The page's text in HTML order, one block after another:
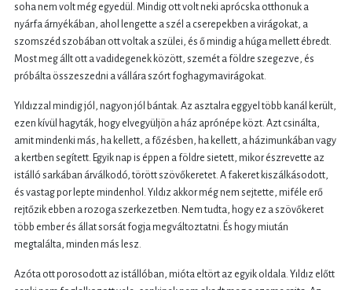
soha nem volt még egyedül. Mindig ott volt neki aprócska otthonuk a
nyárfa árnyékában, ahol lengette a szél a cserepekben a virágokat, a
szomszéd szobában ott voltak a szülei, és ő mindig a húga mellett ébredt.
Most meg állt ott a vadidegenek között, szemét a földre szegezve, és
próbálta összeszedni a vállára szórt foghagymavirágokat.
Yıldızzal mindig jól, nagyon jól bántak. Az asztalra eggyel több kanál került,
ezen kívül hagyták, hogy elvegyüljön a ház aprónépe közt. Azt csinálta,
amit mindenki más, ha kellett, a főzésben, ha kellett, a házimunkában vagy
a kertben segített. Egyik nap is éppen a földre sietett, mikor észrevette az
istálló sarkában árválkodó, törött szövőkeretet. A fakeret kiszálkásodott,
és vastag por lepte mindenhol. Yıldız akkor még nem sejtette, miféle erő
rejtőzik ebben a rozoga szerkezetben. Nem tudta, hogy ez a szövőkeret
több ember és állat sorsát fogja megváltoztatni. És hogy miután
megtalálta, minden más lesz.
Azóta ott porosodott az istállóban, mióta eltört az egyik oldala. Yıldız előtt